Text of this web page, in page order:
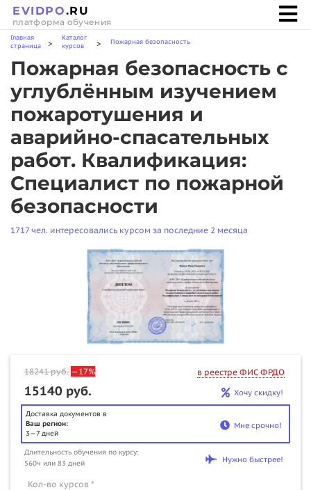
EVIDPO.RU
платформа обучения
Главная
страница
>
Каталог
курсов
> Пожарная безопасность
Пожарная безопасность с
углублённым изучением
пожаротушения и
аварийно-спасательных
работ. Квалификация:
Специалист по пожарной
безопасности
1717 чел. интересовались курсом за последние 2 месяца
18241руб. —17% в реестре ФИС ФРДО
15140 руб. Хочу скидку!
Доставка документов в
Ваш регион:
3—7 дней
Мне срочно!
Длительность обучения по курсу:
560ч или 83 дней
Нужно быстрее!
Кол-во курсов *